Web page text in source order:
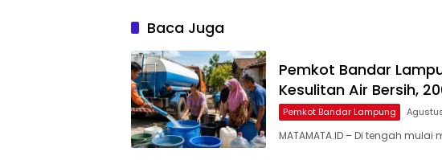
Baca Juga
Pemkot Bandar
Kesulitan Air Bersih,
Pemkot Bandar Lampung
MATAMATA.ID – Di tengah